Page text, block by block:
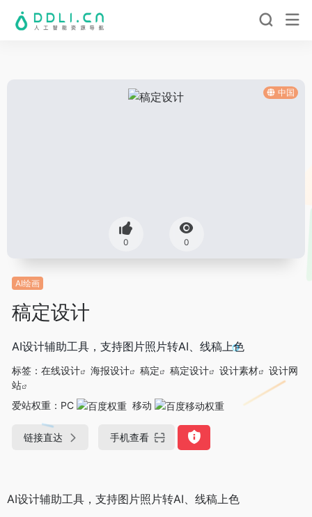
中国
0 0
AI绘画
稿定设计
AI设计辅助工具，支持图片照片转AI、线稿上色
标签： 在线设计 海报设计 稿定 稿定设计 设计素材
设计网
站
爱站权重： PC 移动
链接直达 手机查看
AI设计辅助工具，支持图片照片转AI、线稿上色